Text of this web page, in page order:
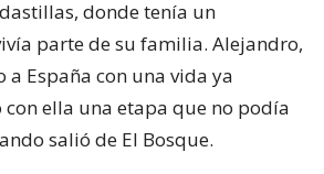
donde tenía un
parte de su familia. Alejandro,
España con una vida ya
ella una etapa que no podía
salió de El Bosque.